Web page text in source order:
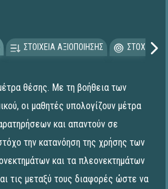
ΣΤΟΙΧΕΙΑ ΑΞΙΟΠΟΙΗΣΗΣ
θέσης. Με τη βοήθεια των
οι μαθητές υπολογίζουν μέτρα
και απαντούν σε
την κατανόηση της χρήσης των
και τα πλεονεκτημάτων
τις μεταξύ τους διαφορές ώστε να